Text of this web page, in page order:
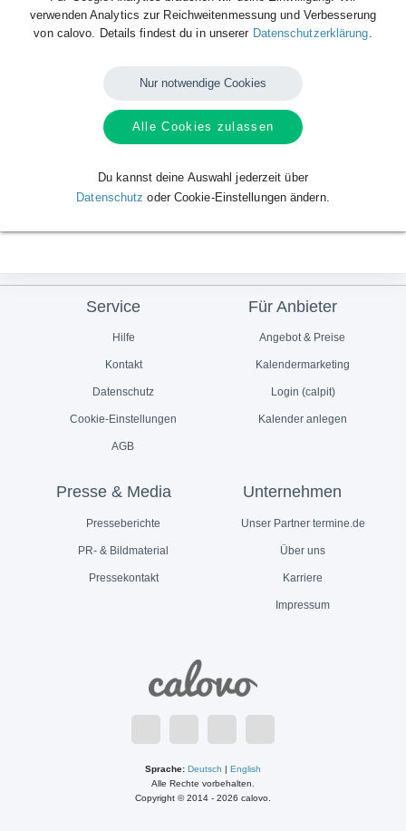
Service
Hilfe
Kontakt
Datenschutz
Cookie-Einstellungen
AGB
Für Anbieter
Angebot & Preise
Kalendermarketing
Login (calpit)
Kalender anlegen
Presse & Media
Presseberichte
PR- & Bildmaterial
Pressekontakt
Unternehmen
Unser Partner termine.de
Über uns
Karriere
Impressum
Sprache: Deutsch | English
Alle Rechte vorbehalten.
Copyright © 2014 - 2026 calovo.
verwenden Analytics zur Reichweitenmessung und Verbesserung
von calovo. Details findest du in unserer Datenschutzerklärung.
Nur notwendige Cookies
Alle Cookies zulassen
Du kannst deine Auswahl jederzeit über
Datenschutz oder Cookie-Einstellungen ändern.